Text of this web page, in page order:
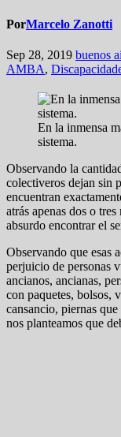
PorMarcelo Zanotti
Sep 28, 2019 buenos
AMBA,
En la inmensa
sistema.
Observando la
colectiveros dejan sin
encuentran
atrás apenas dos o
absurdo encontrar el
Observando que esas
perjuicio de personas
ancianos, ancianas,
con paquetes, bolsos,
cansancio, piernas
nos planteamos que